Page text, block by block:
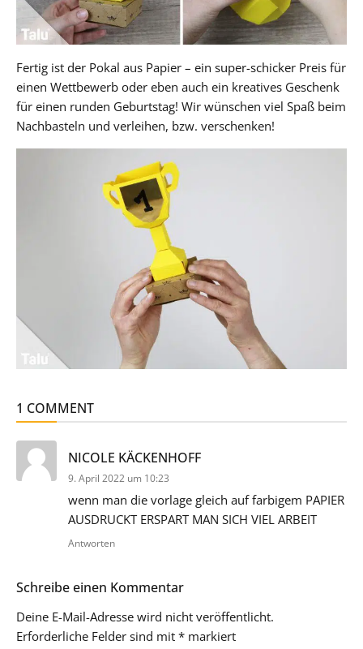
Fertig ist der Pokal aus Papier – ein super-schicker Preis für
einen Wettbewerb oder eben auch ein kreatives Geschenk
für einen runden Geburtstag! Wir wünschen viel Spaß beim
Nachbasteln und verleihen, bzw. verschenken!
1 COMMENT
NICOLE KÄCKENHOFF
9. April 2022 um 10:23
wenn man die vorlage gleich auf farbigem PAPIER
AUSDRUCKT ERSPART MAN SICH VIEL ARBEIT
Antworten
Schreibe einen Kommentar
Deine E-Mail-Adresse wird nicht veröffentlicht.
Erforderliche Felder sind mit * markiert